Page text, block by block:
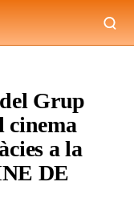
Grup
cinema
a la
DE